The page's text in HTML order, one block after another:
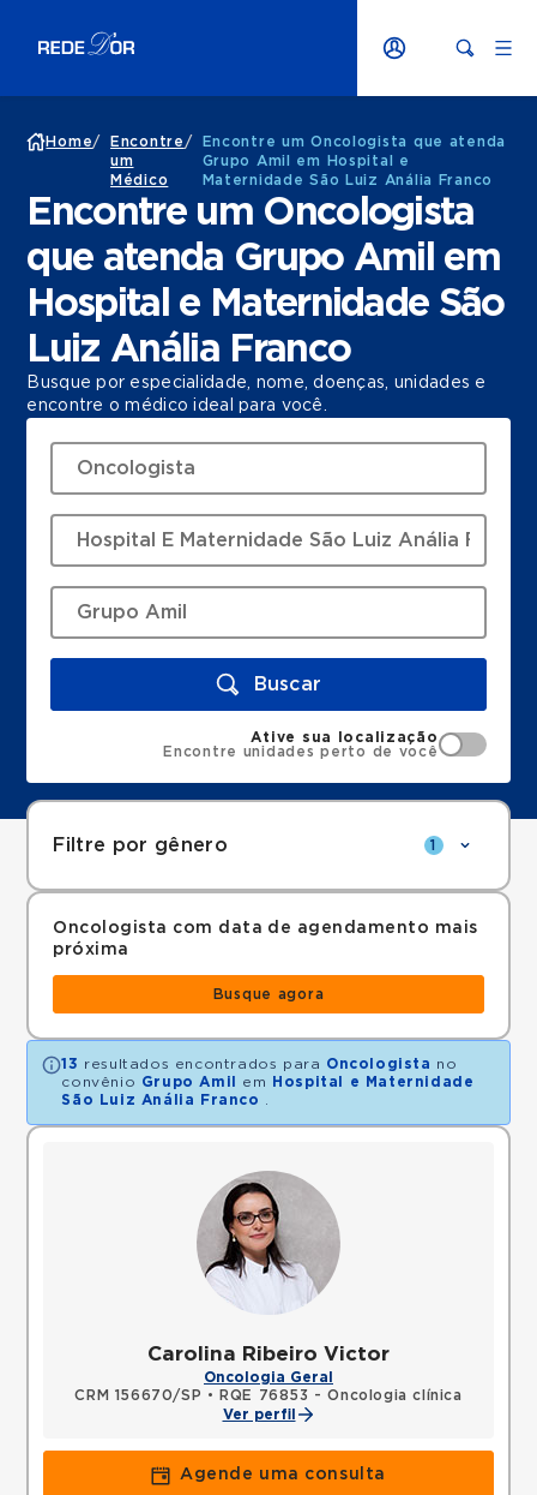
Home/
Encontre
um
Médico
/
Encontre um Oncologista que atenda
Grupo Amil em Hospital e
Maternidade São Luiz Anália Franco
Encontre um Oncologista
que atenda Grupo Amil em
Hospital e Maternidade São
Luiz Anália Franco
Busque por especialidade, nome, doenças, unidades e
encontre o médico ideal para você.
Buscar
Ative sua localização
Encontre unidades perto de você
Filtre por gênero 1
Oncologista com data de agendamento mais
próxima
Busque agora
13 resultados encontrados para Oncologista no
convênio Grupo Amil em
Hospital e Maternidade
São Luiz Anália Franco
Carolina Ribeiro Victor
Oncologia Geral
CRM 156670/SP •
RQE 76853 - Oncologia clínica
Ver perfil
Agende uma consulta